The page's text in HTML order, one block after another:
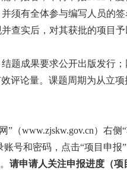
须有全体参与编写人员的签
查实后，对其获批的项目
题成果要求公开出版发行
评论量。课题周期为从立
”（www.zjskw.gov.cn）右侧
号和密码，点击“项目申
请申请人关注申报进度（